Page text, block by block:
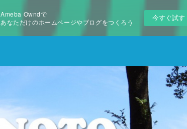
Ameba Owndで
あなただけのホームページやブログをつくろう
今すぐ試す